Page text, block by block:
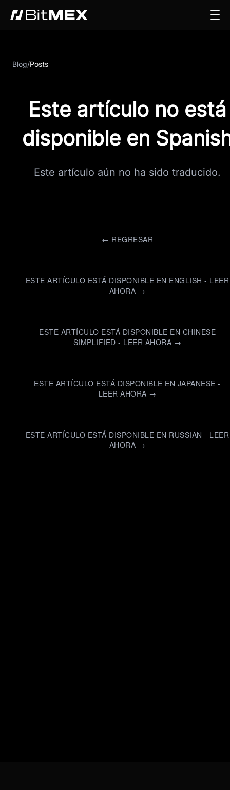
Blog/Posts
Este artículo no está
disponible en
Este artículo aún no ha sido traducido.
← REGRESAR
ESTE ARTÍCULO ESTÁ DISPONIBLE EN ENGLISH - LEER
AHORA →
ESTE ARTÍCULO ESTÁ DISPONIBLE EN CHINESE
SIMPLIFIED - LEER AHORA →
ESTE ARTÍCULO ESTÁ DISPONIBLE EN JAPANESE -
LEER AHORA →
ESTE ARTÍCULO ESTÁ DISPONIBLE EN RUSSIAN - LEER
AHORA →